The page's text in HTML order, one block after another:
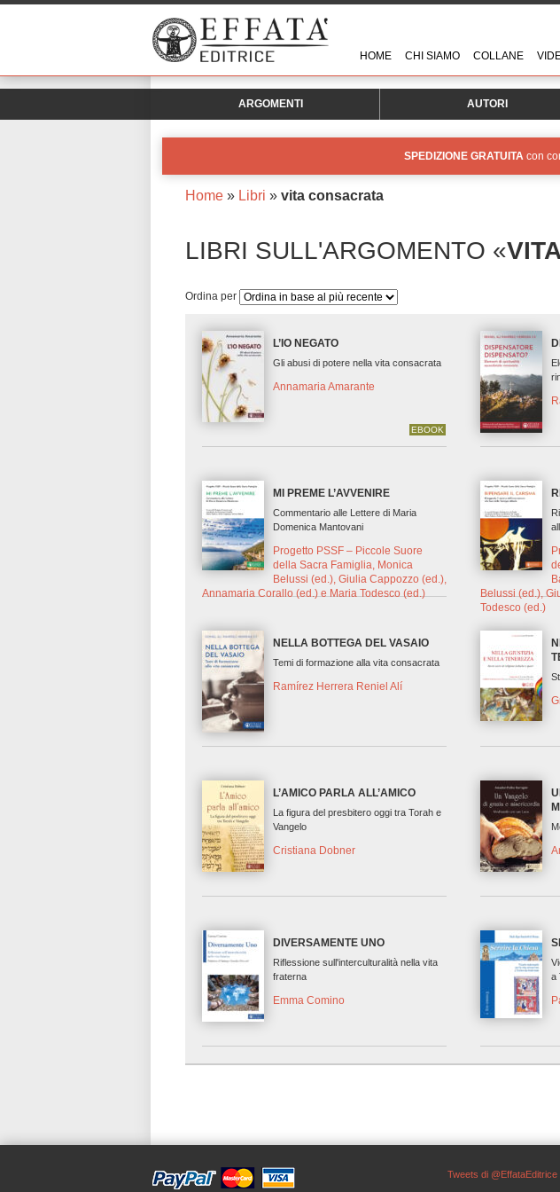
HOME CHI SIAMO COLLANE
ARGOMENTI AUTORI
SPEDIZIONE GRATUITA con
Home » Libri » vita consacrata
LIBRI SULL'ARGOMENTO «
Ordina per
L’IO NEGATO
Gli abusi di potere nella vita consacrata
Annamaria Amarante
EBOOK
MI PREME L’AVVENIRE
Commentario alle Lettere di Maria
Domenica Mantovani
Progetto PSSF – Piccole Suore
della Sacra Famiglia, Monica
Belussi (ed.), Giulia Cappozzo (ed.),
Annamaria Corallo (ed.) e Maria Todesco (ed.)
Belussi (ed.),
Todesco (ed.)
NELLA BOTTEGA DEL VASAIO
Temi di formazione alla vita consacrata
Ramírez Herrera Reniel Alí
L’AMICO PARLA ALL’AMICO
La figura del presbitero oggi tra Torah e
Vangelo
Cristiana Dobner
DIVERSAMENTE UNO
Riflessione sull'interculturalità nella vita
fraterna
Emma Comino
a
Tweets di @EffataEditrice